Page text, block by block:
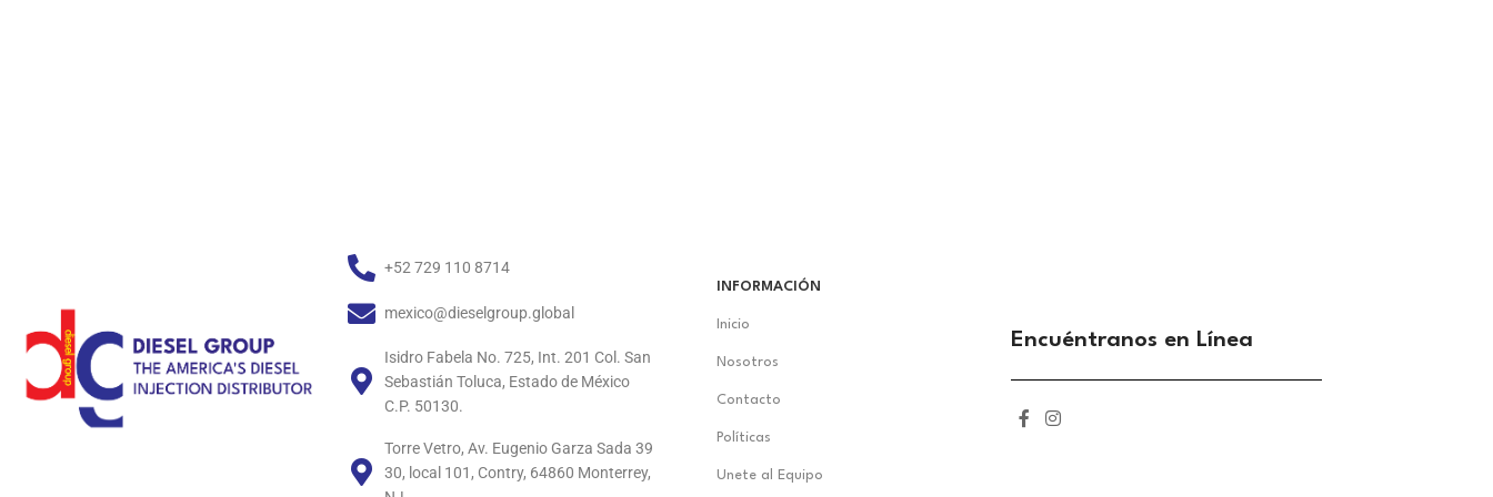
+52 729 110 8714
mexico@dieselgroup.global
Isidro Fabela No. 725, Int. 201 Col. San
Sebastián Toluca, Estado de México
C.P. 50130.
Torre Vetro, Av. Eugenio Garza Sada 39
30, local 101, Contry, 64860 Monterrey,
INFORMACIÓN
Inicio
Nosotros
Contacto
Políticas
Unete al Equipo
Encuéntranos en Línea